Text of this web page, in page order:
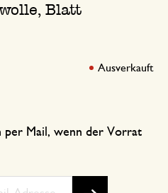
Blatt
per Mail, wenn der Vorrat
Ausverkauft